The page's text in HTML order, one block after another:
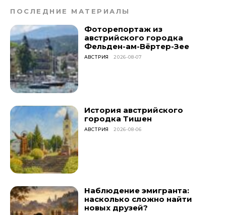
ПОСЛЕДНИЕ МАТЕРИАЛЫ
Фоторепортаж из
австрийского городка
Фельден-ам-Вёртер-Зее
АВСТРИЯ 2026-08-07
История австрийского
городка Тишен
АВСТРИЯ 2026-08-06
Наблюдение эмигранта:
насколько сложно найти
новых друзей?